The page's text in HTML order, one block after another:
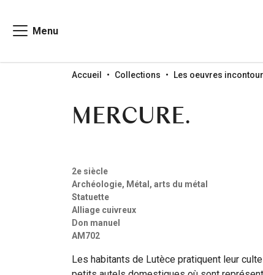
Menu
Accueil Collections Les oeuvres
MERCURE.
2e siècle
Archéologie, Métal, arts du métal
Statuette
Alliage cuivreux
Don manuel
AM702
Les habitants de Lutèce pratiquent leur